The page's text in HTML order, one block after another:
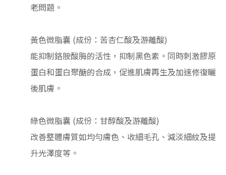
老問題。
黃色微脂囊 (成份：苦杏仁酸及游離酸)
能抑制鉻胺酸脢的活性，抑制黑色素。同時刺激膠原
蛋白和蛋白聚醣的合成，促進肌膚再生及加速修復曬
後肌膚。
綠色微脂囊 (成份：甘醇酸及游離酸)
改善整體膚質如均勻膚色、收細毛孔、減淡細紋及提
升光澤度等。